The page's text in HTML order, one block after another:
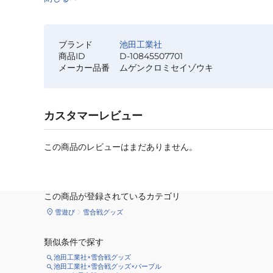
ブランド
池田工業社
商品ID
D-10845507701
メーカー品番
ムゲンクロミセイゾウキ
カスタマーレビュー
この商品のレビューはまだありません。
この商品が登録されているカテゴリ
雪遊び 雪合戦グッズ
類似条件で探す
池田工業社×雪合戦グッズ
池田工業社×雪合戦グッズ×パープル